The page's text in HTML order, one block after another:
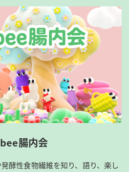
腸内会
酵性食物繊維を知り、語り、楽し